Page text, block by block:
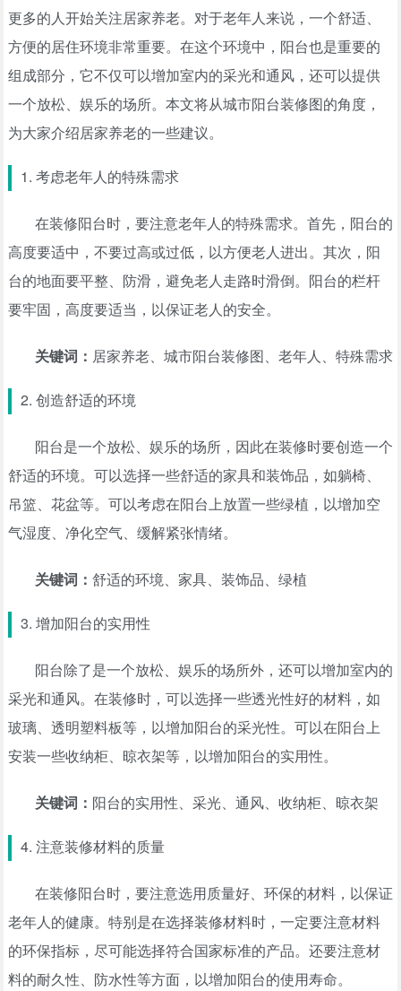
更多的人开始关注居家养老。对于老年人来说，一个舒适、
方便的居住环境非常重要。在这个环境中，阳台也是重要的
组成部分，它不仅可以增加室内的采光和通风，还可以提供
一个放松、娱乐的场所。本文将从城市阳台装修图的角度，
为大家介绍居家养老的一些建议。
1. 考虑老年人的特殊需求
在装修阳台时，要注意老年人的特殊需求。首先，阳台的
高度要适中，不要过高或过低，以方便老人进出。其次，阳
台的地面要平整、防滑，避免老人走路时滑倒。阳台的栏杆
要牢固，高度要适当，以保证老人的安全。
关键词： 居家养老、城市阳台装修图、老年人、特殊需求
2. 创造舒适的环境
阳台是一个放松、娱乐的场所，因此在装修时要创造一个
舒适的环境。可以选择一些舒适的家具和装饰品，如躺椅、
吊篮、花盆等。可以考虑在阳台上放置一些绿植，以增加空
气湿度、净化空气、缓解紧张情绪。
关键词： 舒适的环境、家具、装饰品、绿植
3. 增加阳台的实用性
阳台除了是一个放松、娱乐的场所外，还可以增加室内的
采光和通风。在装修时，可以选择一些透光性好的材料，如
玻璃、透明塑料板等，以增加阳台的采光性。可以在阳台上
安装一些收纳柜、晾衣架等，以增加阳台的实用性。
关键词： 阳台的实用性、采光、通风、收纳柜、晾衣架
4. 注意装修材料的质量
在装修阳台时，要注意选用质量好、环保的材料，以保证
老年人的健康。特别是在选择装修材料时，一定要注意材料
的环保指标，尽可能选择符合国家标准的产品。还要注意材
料的耐久性、防水性等方面，以增加阳台的使用寿命。